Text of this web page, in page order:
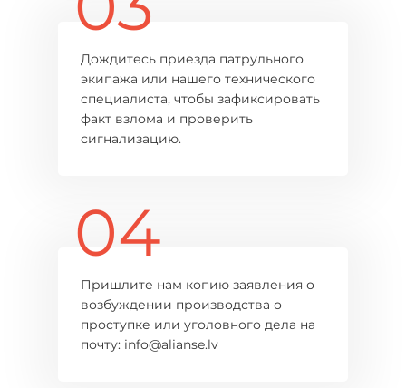
Дождитесь приезда патрульного
экипажа или нашего технического
специалиста, чтобы зафиксировать
факт взлома и проверить
сигнализацию.
Пришлите нам копию заявления о
возбуждении производства о
проступке или уголовного дела на
почту: info@alianse.lv
04